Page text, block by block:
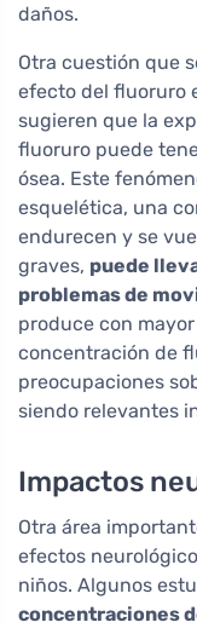
daños.
Otra cuestión que
efecto del fluoruro
sugieren que la
fluoruro puede
ósea. Este
esquelética, una
endurecen y se
graves, puede
problemas de
produce con
concentración de
preocupaciones
siendo relevantes
Impactos
Otra área
efectos
niños. Algunos
concentraciones